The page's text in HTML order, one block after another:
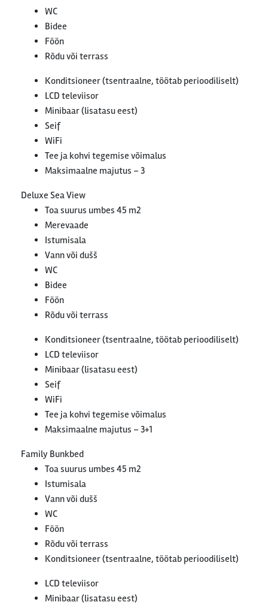
WC
Bidee
Föön
Rõdu või terrass
Konditsioneer (tsentraalne, töötab perioodiliselt)
LCD televiisor
Minibaar (lisatasu eest)
Seif
WiFi
Tee ja kohvi tegemise võimalus
Maksimaalne majutus – 3
Deluxe Sea View
Toa suurus umbes 45 m2
Merevaade
Istumisala
Vann või dušš
WC
Bidee
Föön
Rõdu või terrass
Konditsioneer (tsentraalne, töötab perioodiliselt)
LCD televiisor
Minibaar (lisatasu eest)
Seif
WiFi
Tee ja kohvi tegemise võimalus
Maksimaalne majutus – 3+1
Family Bunkbed
Toa suurus umbes 45 m2
Istumisala
Vann või dušš
WC
Föön
Rõdu või terrass
Konditsioneer (tsentraalne, töötab perioodiliselt)
LCD televiisor
Minibaar (lisatasu eest)